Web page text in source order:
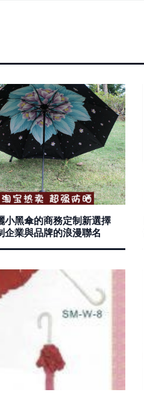
小黑傘的商務定制新選擇
業與品牌的浪漫聯名